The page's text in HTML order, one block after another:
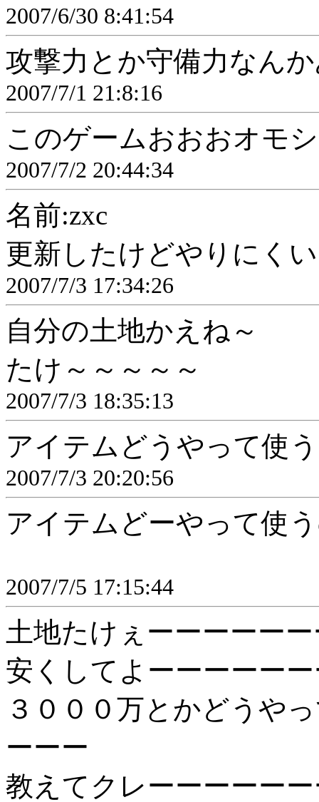
2007/6/30 8:41:54
攻撃力とか守備力なん
2007/7/1 21:8:16
このゲームおおおオモ
2007/7/2 20:44:34
名前:zxc
更新したけどやりにくい
2007/7/3 17:34:26
自分の土地かえね～
たけ～～～～～
2007/7/3 18:35:13
アイテムどうやって使
2007/7/3 20:20:56
アイテムどーやって使
2007/7/5 17:15:44
土地たけぇーーーーー
安くしてよーーーーー
３０００万とかどうや
ーーー
教えてクレーーーーー